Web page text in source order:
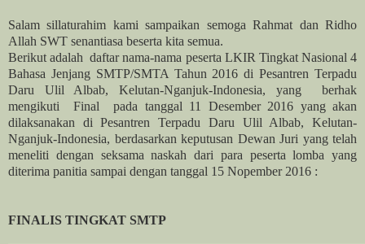
Salam sillaturahim kami sampaikan semoga Rahmat dan Ridho
Allah SWT senantiasa beserta kita semua.
Berikut adalah daftar nama-nama peserta LKIR Tingkat Nasional 4
Bahasa Jenjang SMTP/SMTA Tahun 2016 di Pesantren Terpadu
Daru Ulil Albab, Kelutan-Nganjuk-Indonesia, yang
berhak
mengikuti
Final
pada tanggal 11 Desember 2016 yang akan
dilaksanakan di Pesantren Terpadu Daru Ulil Albab, Kelutan-
Nganjuk-Indonesia, berdasarkan keputusan Dewan Juri yang telah
meneliti dengan seksama naskah dari para peserta lomba yang
diterima panitia sampai dengan tanggal 15 Nopember 2016 :
FINALIS TINGKAT SMTP